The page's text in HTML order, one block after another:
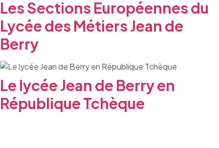
Les Sections Européennes du
Lycée des Métiers Jean de
Berry
Le lycée Jean de Berry en
République Tchèque